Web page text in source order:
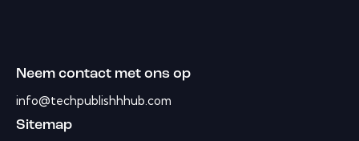
Neem contact met ons op
info@techpublishhhub.com
Sitemap